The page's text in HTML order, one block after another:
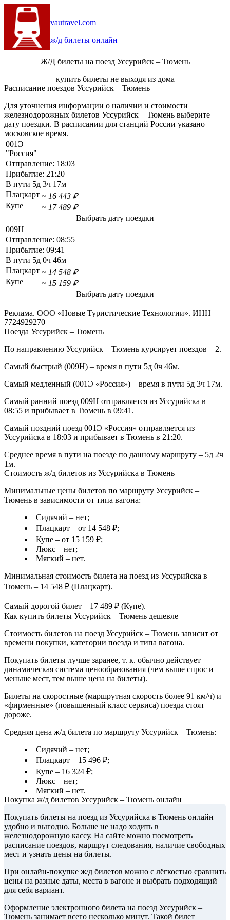
vautravel.com
ж/д билеты онлайн
Ж/Д билеты на поезд Уссурийск – Тюмень
купить билеты не выходя из дома
Расписание поездов Уссурийск – Тюмень
Для уточнения информации о наличии и стоимости
железнодорожных билетов Уссурийск – Тюмень выберите
дату поездки. В расписании для станций России указано
московское время.
001Э
"Россия"
Отправление: 18:03
Прибытие: 21:20
В пути 5д 3ч 17м
Плацкарт ~ 16 443 ₽
Купе
~ 17 489 ₽
Выбрать дату поездки
009Н
Отправление: 08:55
Прибытие: 09:41
В пути 5д 0ч 46м
Плацкарт ~ 14 548 ₽
Купе
~ 15 159 ₽
Выбрать дату поездки
Реклама. ООО «Новые Туристические Технологии». ИНН
7724929270
Поезда Уссурийск – Тюмень
По направлению Уссурийск – Тюмень курсирует поездов – 2.
Самый быстрый (009Н) – время в пути 5д 0ч 46м.
Самый медленный (001Э «Россия») – время в пути 5д 3ч 17м.
Самый ранний поезд 009Н отправляется из Уссурийска в
08:55 и прибывает в Тюмень в 09:41.
Самый поздний поезд 001Э «Россия» отправляется из
Уссурийска в 18:03 и прибывает в Тюмень в 21:20.
Среднее время в пути на поезде по данному маршруту – 5д 2ч
1м.
Стоимость ж/д билетов из Уссурийска в Тюмень
Минимальные цены билетов по маршруту Уссурийск –
Тюмень в зависимости от типа вагона:
Сидячий – нет;
Плацкарт – от 14 548 ₽;
Купе – от 15 159 ₽;
Люкс – нет;
Мягкий – нет.
Минимальная стоимость билета на поезд из Уссурийска в
Тюмень – 14 548 ₽ (Плацкарт).
Самый дорогой билет – 17 489 ₽ (Купе).
Как купить билеты Уссурийск – Тюмень дешевле
Стоимость билетов на поезд Уссурийск – Тюмень зависит от
времени покупки, категории поезда и типа вагона.
Покупать билеты лучше заранее, т. к. обычно действует
динамическая система ценообразования (чем выше спрос и
меньше мест, тем выше цена на билеты).
Билеты на скоростные (маршрутная скорость более 91 км/ч) и
«фирменные» (повышенный класс сервиса) поезда стоят
дороже.
Средняя цена ж/д билета по маршруту Уссурийск – Тюмень:
Сидячий – нет;
Плацкарт – 15 496 ₽;
Купе – 16 324 ₽;
Люкс – нет;
Мягкий – нет.
Покупка ж/д билетов Уссурийск – Тюмень онлайн
Покупать билеты на поезд из Уссурийска в Тюмень онлайн –
удобно и выгодно. Больше не надо ходить в
железнодорожную кассу. На сайте можно посмотреть
расписание поездов, маршрут следования, наличие свободных
мест и узнать цены на билеты.
При онлайн-покупке ж/д билетов можно с лёгкостью сравнить
цены на разные даты, места в вагоне и выбрать подходящий
для себя вариант.
Оформление электронного билета на поезд Уссурийск –
Тюмень занимает всего несколько минут. Такой билет